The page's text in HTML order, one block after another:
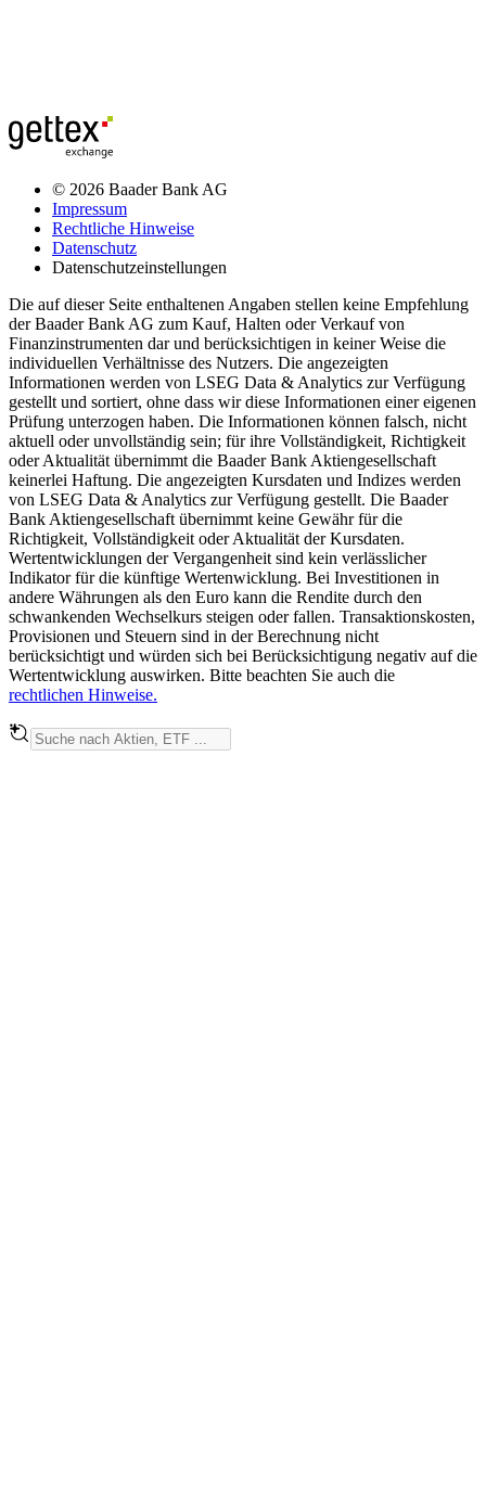
© 2026 Baader Bank AG
Impressum
Rechtliche Hinweise
Datenschutz
Datenschutzeinstellungen
Die auf dieser Seite enthaltenen Angaben stellen keine Empfehlung
der Baader Bank AG zum Kauf, Halten oder Verkauf von
Finanzinstrumenten dar und berücksichtigen in keiner Weise die
individuellen Verhältnisse des Nutzers. Die angezeigten
Informationen werden von LSEG Data & Analytics zur Verfügung
gestellt und sortiert, ohne dass wir diese Informationen einer eigenen
Prüfung unterzogen haben. Die Informationen können falsch, nicht
aktuell oder unvollständig sein; für ihre Vollständigkeit, Richtigkeit
oder Aktualität übernimmt die Baader Bank Aktiengesellschaft
keinerlei Haftung. Die angezeigten Kursdaten und Indizes werden
von LSEG Data & Analytics zur Verfügung gestellt. Die Baader
Bank Aktiengesellschaft übernimmt keine Gewähr für die
Richtigkeit, Vollständigkeit oder Aktualität der Kursdaten.
Wertentwicklungen der Vergangenheit sind kein verlässlicher
Indikator für die künftige Wertenwicklung. Bei Investitionen in
andere Währungen als den Euro kann die Rendite durch den
schwankenden Wechselkurs steigen oder fallen. Transaktionskosten,
Provisionen und Steuern sind in der Berechnung nicht
berücksichtigt und würden sich bei Berücksichtigung negativ auf die
Wertentwicklung auswirken. Bitte beachten Sie auch die
rechtlichen Hinweise.